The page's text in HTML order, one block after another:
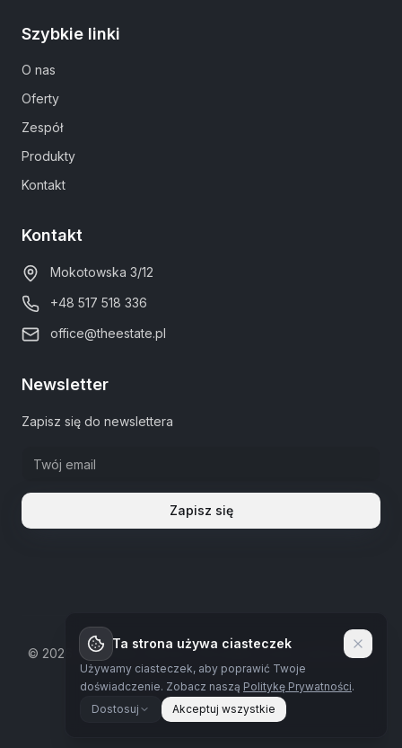
Szybkie linki
O nas
Oferty
Zespół
Produkty
Kontakt
Kontakt
Mokotowska 3/12
+48 517 518 336
office@theestate.pl
Newsletter
Zapisz się do newslettera
Zapisz się
© 2026 The Estate Warsaw.Wszystkie prawa zastrzeżone
Polityka prywatności
Ta strona używa ciasteczek
Używamy ciasteczek, aby poprawić Twoje
doświadczenie. Zobacz naszą Politykę Prywatności.
Dostosuj
Akceptuj wszystkie